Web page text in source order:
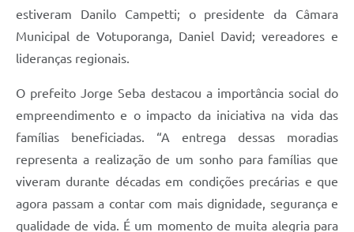
estiveram Danilo Campetti; o presidente da Câmara
Municipal de Votuporanga, Daniel David; vereadores e
lideranças regionais.
O prefeito Jorge Seba destacou a importância social do
empreendimento e o impacto da iniciativa na vida das
famílias beneficiadas. “A entrega dessas moradias
representa a realização de um sonho para famílias que
viveram durante décadas em condições precárias e que
agora passam a contar com mais dignidade, segurança e
qualidade de vida. É um momento de muita alegria para